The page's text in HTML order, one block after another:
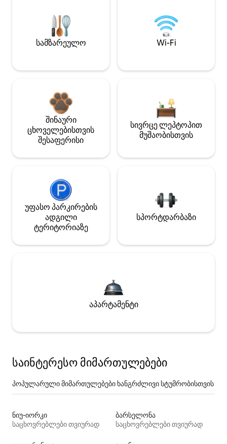
სამზარეულო Wi-Fi
შინაური
ცხოველებისთვის
შესაფერისი
სივრცე ლეპტოპით
მუშაობისთვის
უფასო პარკირების
ადგილი
ტერიტორიაზე
სპორტდარბაზი
აპარტამენტი
საინტერესო მიმართულებები
პოპულარული მიმართულებები ხანგრძლივი სტუმრობისთვის
ნიუ-იორკი
საცხოვრებლები თვიურად
ბარსელონა
საცხოვრებლები თვიურად